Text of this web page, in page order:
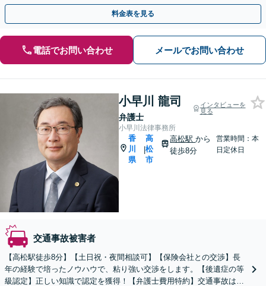
6分】
料金表を見る
電話でお問い合わせ メールでお問い合わせ
小早川 龍司
弁護士
インタビューを
見る
小早川法律事務所
香
川
県
|
高
松
市
高松駅から
徒歩8分
営業時間：本
日定休日
交通事故被害者
【高松駅徒歩8分】【土日祝・夜間相談可】【保険会社との交渉】長
年の経験で培ったノウハウで、粘り強い交渉をします。【後遺症の等
級認定】正しい知識で認定を獲得！【弁護士費用特約】交通事故は迅